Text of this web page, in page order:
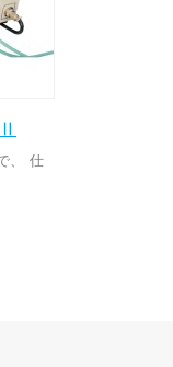
、 仕